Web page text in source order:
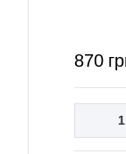
870